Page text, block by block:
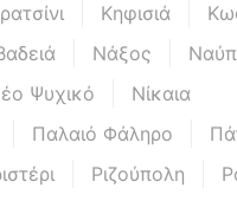
Κηφισιά
Νάξος
Ψυχικό
Νίκαια
Παλαιό Φάληρο
Ριζούπολη